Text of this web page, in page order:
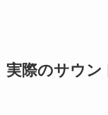
実際のサウン